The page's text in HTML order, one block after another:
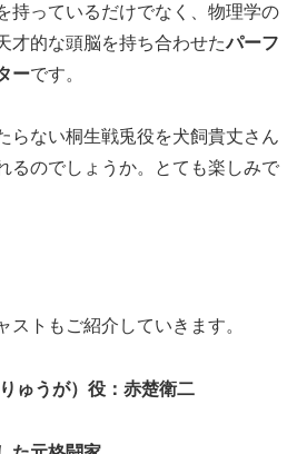
持っているだけでなく、物理学の
才的な頭脳を持ち合わせたパーフ
ーです。
らない桐生戦兎役を犬飼貴丈さん
るのでしょうか。とても楽しみで
ストもご紹介していきます。
ゅうが）役：赤楚衛二